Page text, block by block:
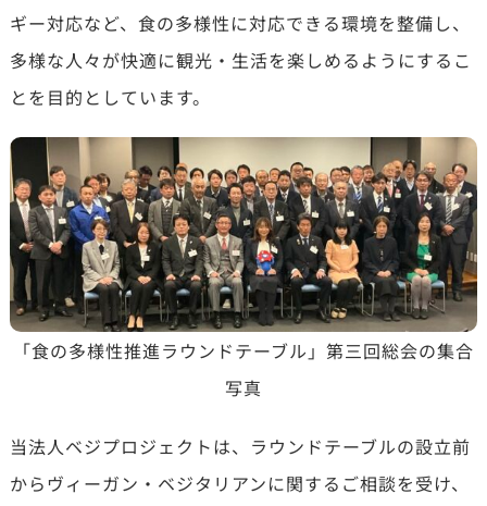
ギー対応など、食の多様性に対応できる環境を整備し、
多様な人々が快適に観光・生活を楽しめるようにするこ
とを目的としています。
「食の多様性推進ラウンドテーブル」第三回総会の集合
写真
当法人ベジプロジェクトは、ラウンドテーブルの設立前
からヴィーガン・ベジタリアンに関するご相談を受け、